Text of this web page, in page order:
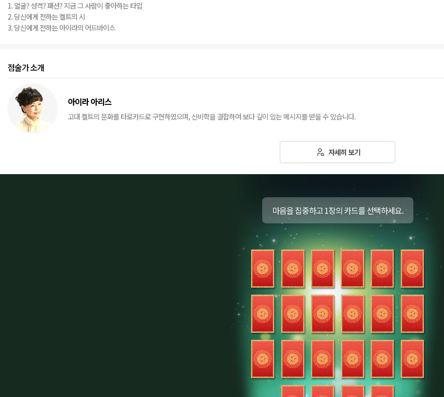
1. 얼굴? 성격? 패션? 지금 그 사람이 좋아하는 타입
2. 당신에게 전하는 켈트의 시
3. 당신에게 전하는 아이라의 어드바이스
점술가 소개
아이라 아리스
고대 켈트의 문화를 타로카드로 구현하였으며, 신비학을 결합하여 보다 깊이 있는 메시지를 받을 수 있습니다.
자세히 보기
마음을 집중하고 1장의 카드를 선택하세요.